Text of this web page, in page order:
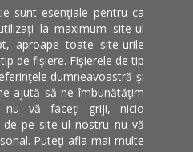
sunt esenţiale pentru ca
la maximum site-ul
aproape toate site-urile
de fişiere. Fişierele de tip
dumneavoastră şi
ajută să ne îmbunătăţim
vă faceţi griji, nicio
pe site-ul nostru nu vă
Puteţi afla mai multe
ului
Craiova